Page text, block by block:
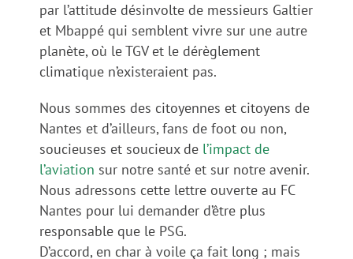
par l’attitude désinvolte de messieurs Galtier
et Mbappé qui semblent vivre sur une autre
planète, où le TGV et le dérèglement
climatique n’existeraient pas.
Nous sommes des citoyennes et citoyens de
Nantes et d’ailleurs, fans de foot ou non,
soucieuses et soucieux de l’impact de
l’aviation sur notre santé et sur notre avenir.
Nous adressons cette lettre ouverte au FC
Nantes pour lui demander d’être plus
responsable que le PSG.
D’accord, en char à voile ça fait long ; mais